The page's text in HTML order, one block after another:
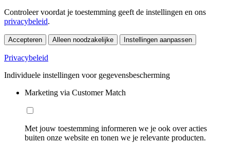
Controleer voordat je toestemming geeft de instellingen en ons
privacybeleid.
Accepteren Alleen noodzakelijke Instellingen aanpassen
Privacybeleid
Individuele instellingen voor gegevensbescherming
Marketing via Customer Match
Met jouw toestemming informeren we je ook over acties
buiten onze website en tonen we je relevante producten.